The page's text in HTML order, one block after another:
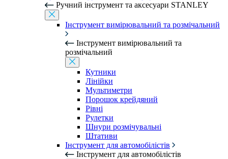
Ручний інструмент та аксесуари STANLEY
Інструмент вимірювальний та розмічальний
Інструмент вимірювальний та
розмічальний
Кутники
Лінійки
Мультиметри
Порошок крейдяний
Рівні
Рулетки
Шнури розмічувальні
Штативи
Інструмент для автомобілістів
Інструмент для автомобілістів